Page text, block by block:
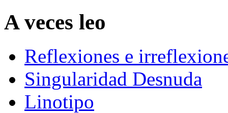
A veces leo
Reflexiones e
Singularidad Desnuda
Linotipo